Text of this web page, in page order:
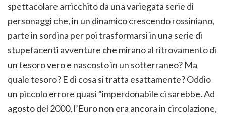
spettacolare arricchito da una variegata serie di
personaggi che, in un dinamico crescendo rossiniano,
parte in sordina per poi trasformarsi in una serie di
stupefacenti avventure che mirano al ritrovamento di
un tesoro vero e nascosto in un sotterraneo? Ma
quale tesoro? E di cosa si tratta esattamente? Oddio
un piccolo errore quasi “imperdonabile ci sarebbe. Ad
agosto del 2000, l’Euro non era ancora in circolazione,